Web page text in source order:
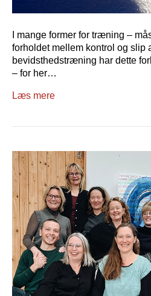
I mange former for træning –
forholdet mellem kontrol og slip
bevidsthedstræning har dette
– for her…
Læs mere